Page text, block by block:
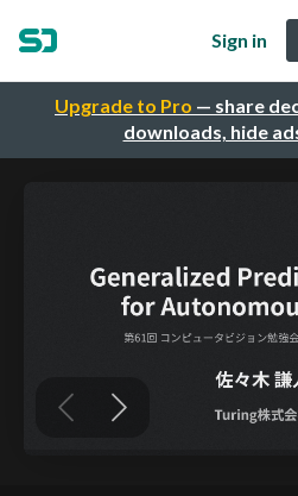
Upgrade to Pro — share
downloads, hide
Sign in